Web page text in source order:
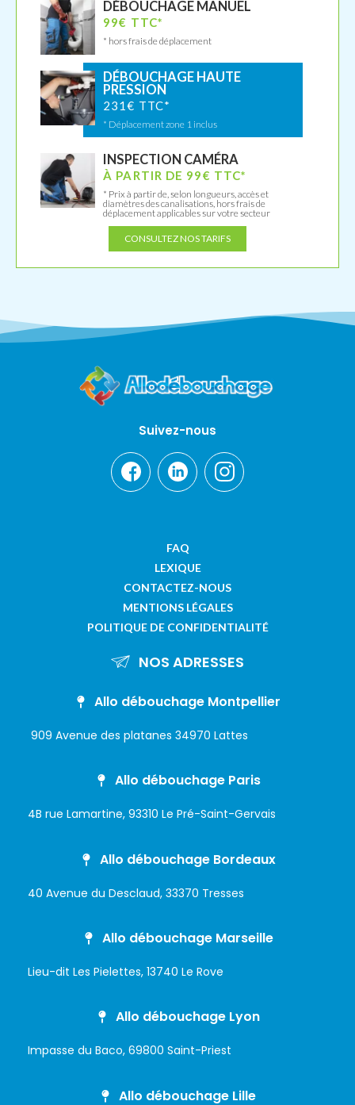
DÉBOUCHAGE MANUEL
99€ TTC*
* hors frais de déplacement
DÉBOUCHAGE HAUTE
PRESSION
231€ TTC*
* Déplacement zone 1 inclus
INSPECTION CAMÉRA
À PARTIR DE 99€ TTC*
* Prix à partir de, selon longueurs, accès et
diamètres des canalisations, hors frais de
déplacement applicables sur votre secteur
CONSULTEZ NOS TARIFS
Suivez-nous
FAQ
LEXIQUE
CONTACTEZ-NOUS
MENTIONS LÉGALES
POLITIQUE DE CONFIDENTIALITÉ
NOS ADRESSES
Allo débouchage Montpellier
909 Avenue des platanes 34970 Lattes
Allo débouchage Paris
4B rue Lamartine, 93310 Le Pré-Saint-Gervais
Allo débouchage Bordeaux
40 Avenue du Desclaud, 33370 Tresses
Allo débouchage Marseille
Lieu-dit Les Pielettes, 13740 Le Rove
Allo débouchage Lyon
Impasse du Baco, 69800 Saint-Priest
Allo débouchage Lille